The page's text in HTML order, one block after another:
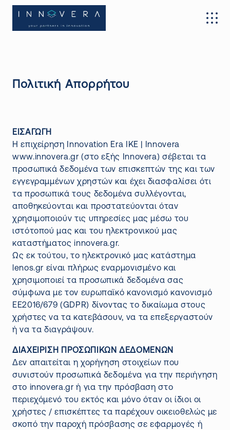
Πολιτική Απορρήτου
ΕΙΣΑΓΩΓΗ
Η επιχείρηση Innovation Era IKE | Innovera
www.innovera.gr (στο εξής Innovera) σέβεται τα
προσωπικά δεδομένα των επισκεπτών της και των
εγγεγραμμένων χρηστών και έχει διασφαλίσει ότι
τα προσωπικά τους δεδομένα συλλέγονται,
αποθηκεύονται και προστατεύονται όταν
χρησιμοποιούν τις υπηρεσίες μας μέσω του
ιστότοπού μας και του ηλεκτρονικού μας
καταστήματος innovera.gr.
Ως εκ τούτου, το ηλεκτρονικό μας κατάστημα
lenos.gr είναι πλήρως εναρμονισμένο και
χρησιμοποιεί τα προσωπικά δεδομένα σας
σύμφωνα με τον ευρωπαϊκό κανονισμό κανονισμό
ΕΕ2016/679 (GDPR) δίνοντας το δικαίωμα στους
χρήστες να τα κατεβάσουν, να τα επεξεργαστούν
ή να τα διαγράψουν.
ΔΙΑΧΕΙΡΙΣΗ ΠΡΟΣΩΠΙΚΩΝ ΔΕΔΟΜΕΝΩΝ
Δεν απαιτείται η χορήγηση στοιχείων που
συνιστούν προσωπικά δεδομένα για την περιήγηση
στο innovera.gr ή για την πρόσβαση στο
περιεχόμενό του εκτός και μόνο όταν οι ίδιοι οι
χρήστες / επισκέπτες τα παρέχουν οικειοθελώς με
σκοπό την παροχή πρόσβασης σε εφαρμογές ή